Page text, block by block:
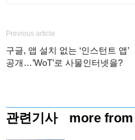
Previous article
구글, 앱 설치 없는 ‘인스턴트 앱’
공개…’WoT’로 사물인터넷을?
관련기사 more